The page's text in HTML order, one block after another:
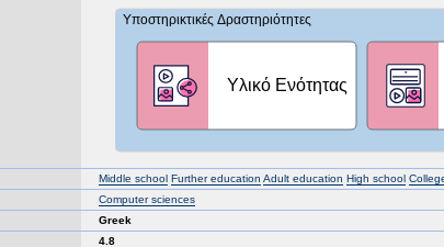
Middle school Further education Adult education High school
Computer sciences
Greek
4.8